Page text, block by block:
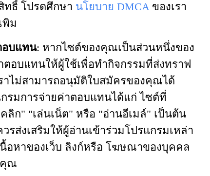
ทธิ์ โปรดศึกษา นโยบาย DMCAของเรา
พิม
อบแทน: หากไซต์ของคุณเป็นส่วนหนึ่งของ
อบแทนให้ผู้ใช้เพื่อทำกิจกรรมที่ส่งทราฟ
าไม่สามารถอนุมัติใบสมัครของคุณได้
รมการจ่ายค่าตอบแทนได้แก่ ไซต์ที่
ลิก" "เล่นเน็ต" หรือ "อ่านอีเมล์" เป็นต้น
ส่งเสริมให้ผู้อ่านเข้าร่วมโปรแกรมเหล่า
อหาของเว็บ ลิงก์หรือ โฆษณาของบุคคล
คุณ